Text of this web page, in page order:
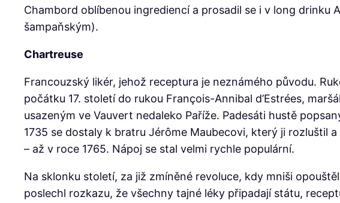
Chambord oblíbenou ingrediencí a prosadil se i v long drinku
šampaňským).
Chartreuse
Francouzský likér, jehož receptura je neznámého původu.
počátku 17. století do rukou François-Annibal d’Estrées,
usazeným ve Vauvert nedaleko Paříže. Padesáti hustě
1735 se dostaly k bratru Jérôme Maubecovi, který ji rozluštil
– až v roce 1765. Nápoj se stal velmi rychle populární.
Na sklonku století, za již zmíněné revoluce, kdy mniši
poslechl rozkazu, že všechny tajné léky připadají státu,